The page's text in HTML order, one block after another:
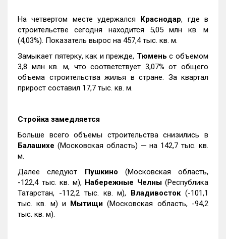
На четвертом месте удержался Краснодар, где в
строительстве сегодня находится 5,05 млн кв. м
(4,03%). Показатель вырос на 457,4 тыс. кв. м.
Замыкает пятерку, как и прежде, Тюмень с объемом
3,8 млн кв. м, что соответствует 3,07% от общего
объема строительства жилья в стране. За квартал
прирост составил 17,7 тыс. кв. м.
Стройка замедляется
Больше всего объемы строительства снизились в
Балашихе (Московская область) — на 142,7 тыс. кв.
м.
Далее следуют Пушкино (Московская область,
-122,4 тыс. кв. м), Набережные Челны(Республика
Татарстан, -112,2 тыс. кв. м), Владивосток(-101,1
тыс. кв. м) и Мытищи (Московская область, -94,2
тыс. кв. м).